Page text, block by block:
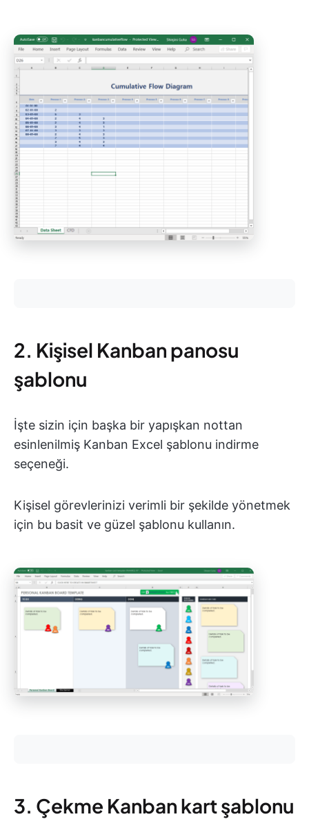
2. Kişisel Kanban panosu
şablonu
İşte sizin için başka bir yapışkan nottan
esinlenilmiş Kanban Excel şablonu indirme
seçeneği.
Kişisel görevlerinizi verimli bir şekilde yönetmek
için bu basit ve güzel şablonu kullanın.
3. Çekme Kanban kart şablonu